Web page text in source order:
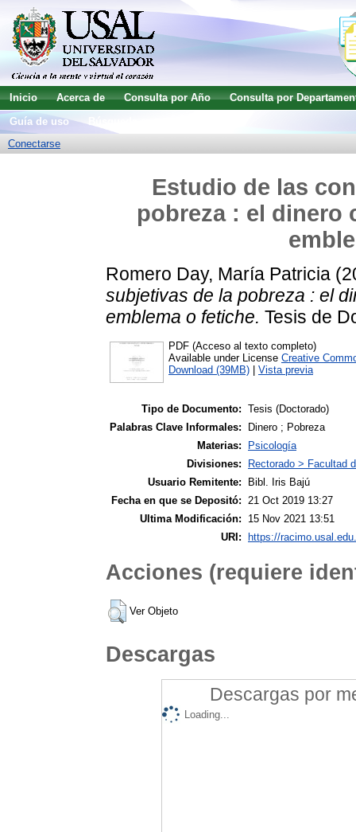
Inicio Acerca de Consulta por Año
Consulta por
Guía de uso
Conectarse
Estudio de las
pobreza : el dinero
Romero Day, María Patricia
subjetivas de la pobreza : el
emblema o fetiche. Tesis de
PDF (Acceso al texto completo)
Available under License Creative
Download (39MB)
Vista previa
Tipo de Documento: Tesis (Doctorado)
Palabras Clave Informales:
Dinero ; Pobreza
Materias:
Psicología
Divisiones:
Rectorado > Facultad
Usuario Remitente:
Bibl. Iris Bajú
Fecha en que se Depositó: 21 Oct 2019 13:27
Ultima Modificación:
15 Nov 2021 13:51
URI:
https://
Acciones (requiere
Ver Objeto
Descargas
Descargas por
Loading...